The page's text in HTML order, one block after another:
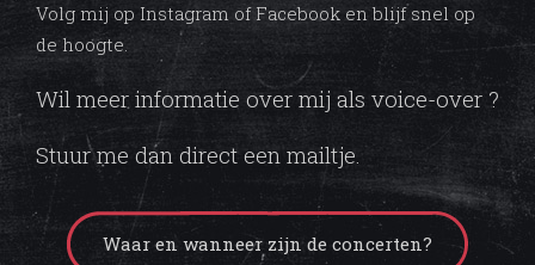
Volg mij op Instagram of Facebook en blijf snel op
de hoogte.
Wil meer informatie over mij als voice-over ?
Stuur me dan direct een mailtje.
Waar en wanneer zijn de concerten?